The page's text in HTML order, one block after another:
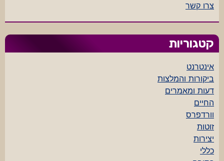
צרו קשר
קטגוריות
אינטרנט
ביקורות והמלצות
דעות ומאמרים
החיים
וורדפרס
זוטות
יצירות
כללי